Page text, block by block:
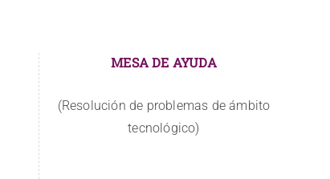
MESA DE AYUDA
(Resolución de problemas de ámbito
tecnológico)